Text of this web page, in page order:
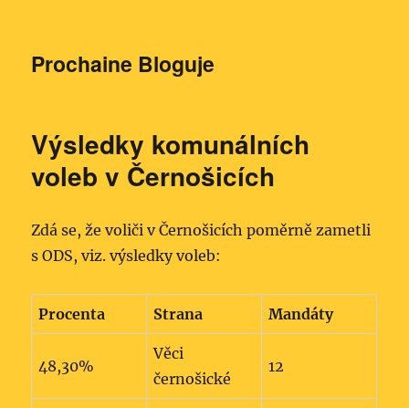
Prochaine Bloguje
Výsledky komunálních
voleb v Černošicích
Zdá se, že voliči v Černošicích poměrně zametli
s ODS, viz. výsledky voleb:
Procenta Strana Mandáty
48,30%
Věci
černošické
12